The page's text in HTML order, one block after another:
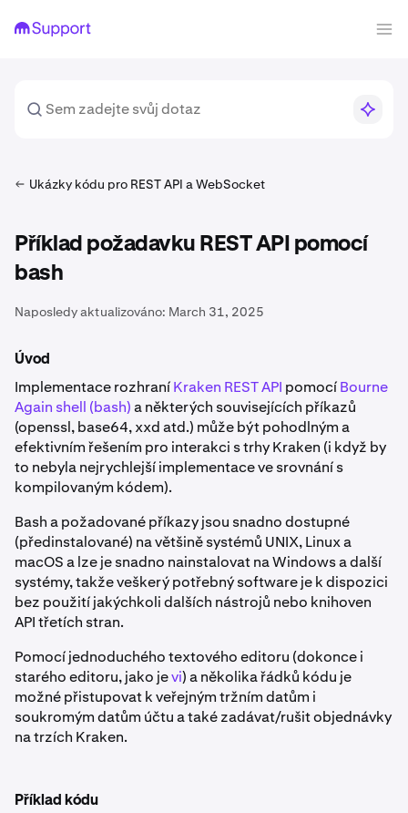
Ukázky kódu pro REST API a WebSocket
Příklad požadavku REST API pomocí
bash
Naposledy aktualizováno: March 31, 2025
Úvod
Implementace rozhraníKraken REST API pomocíBourne
Again shell (bash)a některých souvisejících příkazů
(openssl, base64, xxd atd.) může být pohodlným a
efektivním řešením pro interakci s trhy Kraken (i když by
to nebyla nejrychlejší implementace ve srovnání s
kompilovaným kódem).
Bash a požadované příkazy jsou snadno dostupné
(předinstalované) na většině systémů UNIX, Linux a
macOS a lze je snadno nainstalovat na Windows a další
systémy, takže veškerý potřebný software je k dispozici
bez použití jakýchkoli dalších nástrojů nebo knihoven
API třetích stran.
Pomocí jednoduchého textového editoru (dokonce i
starého editoru, jako jevi) a několika řádků kódu je
možné přistupovat k veřejným tržním datům i
soukromým datům účtu a také zadávat/rušit objednávky
na trzích Kraken.
Příklad kódu